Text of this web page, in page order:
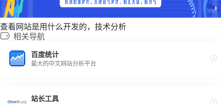
查看网站是用什么开发的，技术分析
相关导航
百度统计
最大的中文网站分析平台
站长工具